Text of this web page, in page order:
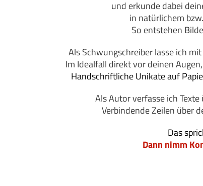
und erkunde dabei
in natürlichem
So entstehen
Als Schwungschreiber lasse ich
Im Idealfall direkt vor deinen
Handschriftliche Unikate auf
Als Autor verfasse ich
Verbindende Zeilen über
Das
Dann nimm